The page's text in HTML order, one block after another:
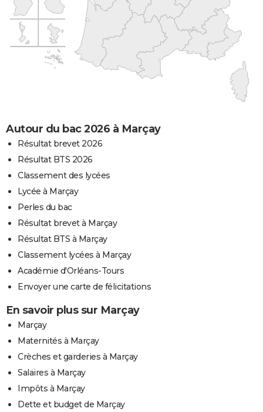
Autour du bac 2026 à Marçay
Résultat brevet 2026
Résultat BTS 2026
Classement des lycées
Lycée à Marçay
Perles du bac
Résultat brevet à Marçay
Résultat BTS à Marçay
Classement lycées à Marçay
Académie d'Orléans-Tours
Envoyer une carte de félicitations
En savoir plus sur Marçay
Marçay
Maternités à Marçay
Crèches et garderies à Marçay
Salaires à Marçay
Impôts à Marçay
Dette et budget de Marçay